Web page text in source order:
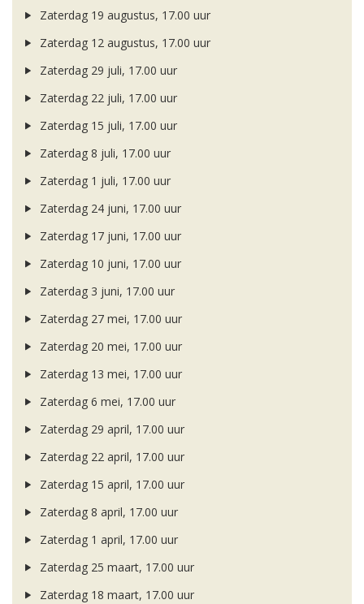
Zaterdag 19 augustus, 17.00 uur
Zaterdag 12 augustus, 17.00 uur
Zaterdag 29 juli, 17.00 uur
Zaterdag 22 juli, 17.00 uur
Zaterdag 15 juli, 17.00 uur
Zaterdag 8 juli, 17.00 uur
Zaterdag 1 juli, 17.00 uur
Zaterdag 24 juni, 17.00 uur
Zaterdag 17 juni, 17.00 uur
Zaterdag 10 juni, 17.00 uur
Zaterdag 3 juni, 17.00 uur
Zaterdag 27 mei, 17.00 uur
Zaterdag 20 mei, 17.00 uur
Zaterdag 13 mei, 17.00 uur
Zaterdag 6 mei, 17.00 uur
Zaterdag 29 april, 17.00 uur
Zaterdag 22 april, 17.00 uur
Zaterdag 15 april, 17.00 uur
Zaterdag 8 april, 17.00 uur
Zaterdag 1 april, 17.00 uur
Zaterdag 25 maart, 17.00 uur
Zaterdag 18 maart, 17.00 uur